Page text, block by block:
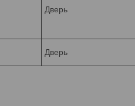
Дверь
Дверь